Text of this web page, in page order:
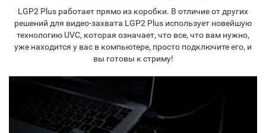
LGP2 Plus работает прямо из коробки. В отличие от других
решений для видео-захвата LGP2 Plus использует новейшую
технологию UVC, которая означает, что все, что вам нужно,
уже находится у вас в компьютере, просто подключите его, и
вы готовы к стриму!